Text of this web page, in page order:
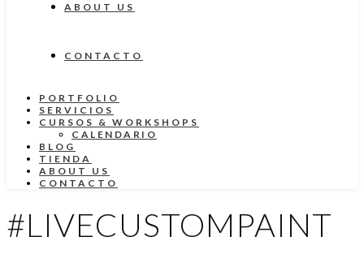
ABOUT US
CONTACTO
PORTFOLIO
SERVICIOS
CURSOS & WORKSHOPS
CALENDARIO
BLOG
TIENDA
ABOUT US
CONTACTO
#LIVECUSTOMPAINT